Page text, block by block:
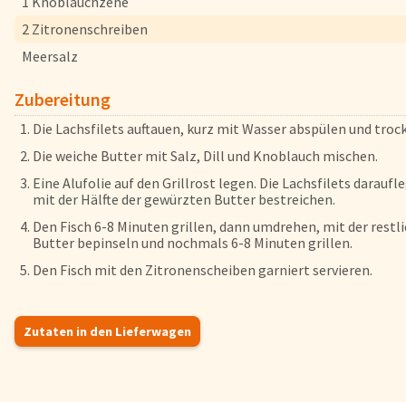
Herkunftsländer
Lieferwagen
Startseite
Genussflyer
Kontakt
Impressum
AGB & Datenschutz
Registrieren
2 Zitronenschreiben
Meersalz
Zubereitung
Die Lachsfilets auftauen, kurz mit Wasser abspülen und
Die weiche Butter mit Salz, Dill und Knoblauch mischen.
Eine Alufolie auf den Grillrost legen. Die Lachsfilets
mit der Hälfte der gewürzten Butter bestreichen.
Den Fisch 6-8 Minuten grillen, dann umdrehen, mit der
Butter bepinseln und nochmals 6-8 Minuten grillen.
Den Fisch mit den Zitronenscheiben garniert servieren.
Zutaten in den Lieferwagen